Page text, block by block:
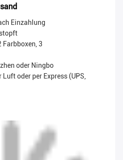
Einzahlung
Farbboxen, 3
oder Ningbo
Luft oder per Express (UPS,